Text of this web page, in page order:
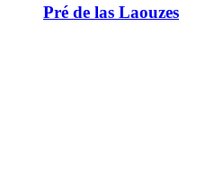
Pré de las Laouzes